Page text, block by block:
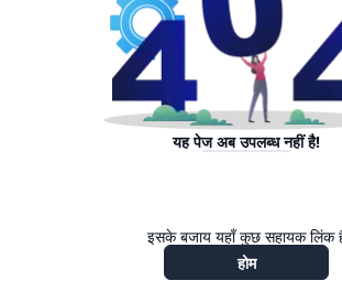
यह पेज अब उपलब्ध नहीं है!
इसके बजाय यहाँ कुछ सहायक लिंक
होम